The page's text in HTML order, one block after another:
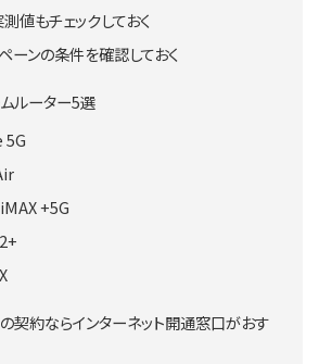
値もチェックしておく
ーンの条件を確認しておく
ルーター5選
5G
+5G
契約ならインターネット開通窓口がおす